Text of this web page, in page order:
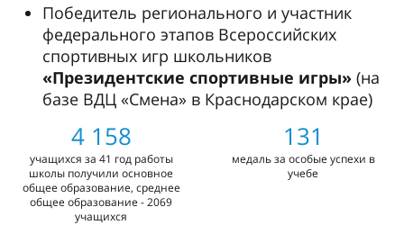
Победитель регионального и участник
федерального этапов Всероссийских
спортивных игр школьников
«Президентские спортивные игры» (на
базе ВДЦ «Смена» в Краснодарском крае)
4 158
учащихся за 41 год работы
школы получили основное
общее образование, среднее
общее образование - 2069
учащихся
131
медаль за особые успехи в
учебе